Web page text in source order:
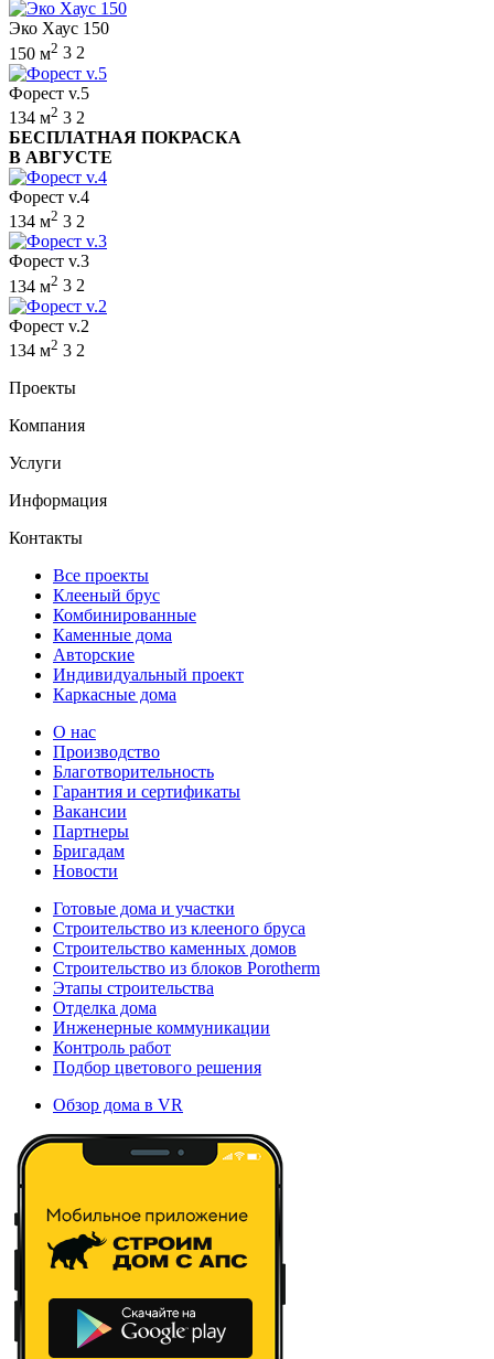
Эко Хаус 150
150 м2 3 2
Форест v.5
134 м2 3 2
БЕСПЛАТНАЯ ПОКРАСКА
В АВГУСТЕ
Форест v.4
134 м2 3 2
Форест v.3
134 м2 3 2
Форест v.2
134 м2 3 2
Проекты
Компания
Услуги
Информация
Контакты
Все проекты
Клееный брус
Комбинированные
Каменные дома
Авторские
Индивидуальный проект
Каркасные дома
О нас
Производство
Благотворительность
Гарантия и сертификаты
Вакансии
Партнеры
Бригадам
Новости
Готовые дома и участки
Строительство из клееного бруса
Строительство каменных домов
Строительство из блоков Porotherm
Этапы строительства
Отделка дома
Инженерные коммуникации
Контроль работ
Подбор цветового решения
Обзор дома в VR